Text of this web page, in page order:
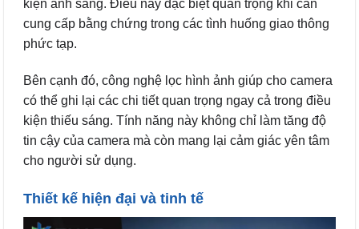
kiện ánh sáng. Điều này đặc biệt quan trọng khi cần
cung cấp bằng chứng trong các tình huống giao thông
phức tạp.
Bên cạnh đó, công nghệ lọc hình ảnh giúp cho camera
có thể ghi lại các chi tiết quan trọng ngay cả trong điều
kiện thiếu sáng. Tính năng này không chỉ làm tăng độ
tin cậy của camera mà còn mang lại cảm giác yên tâm
cho người sử dụng.
Thiết kế hiện đại và tinh tế